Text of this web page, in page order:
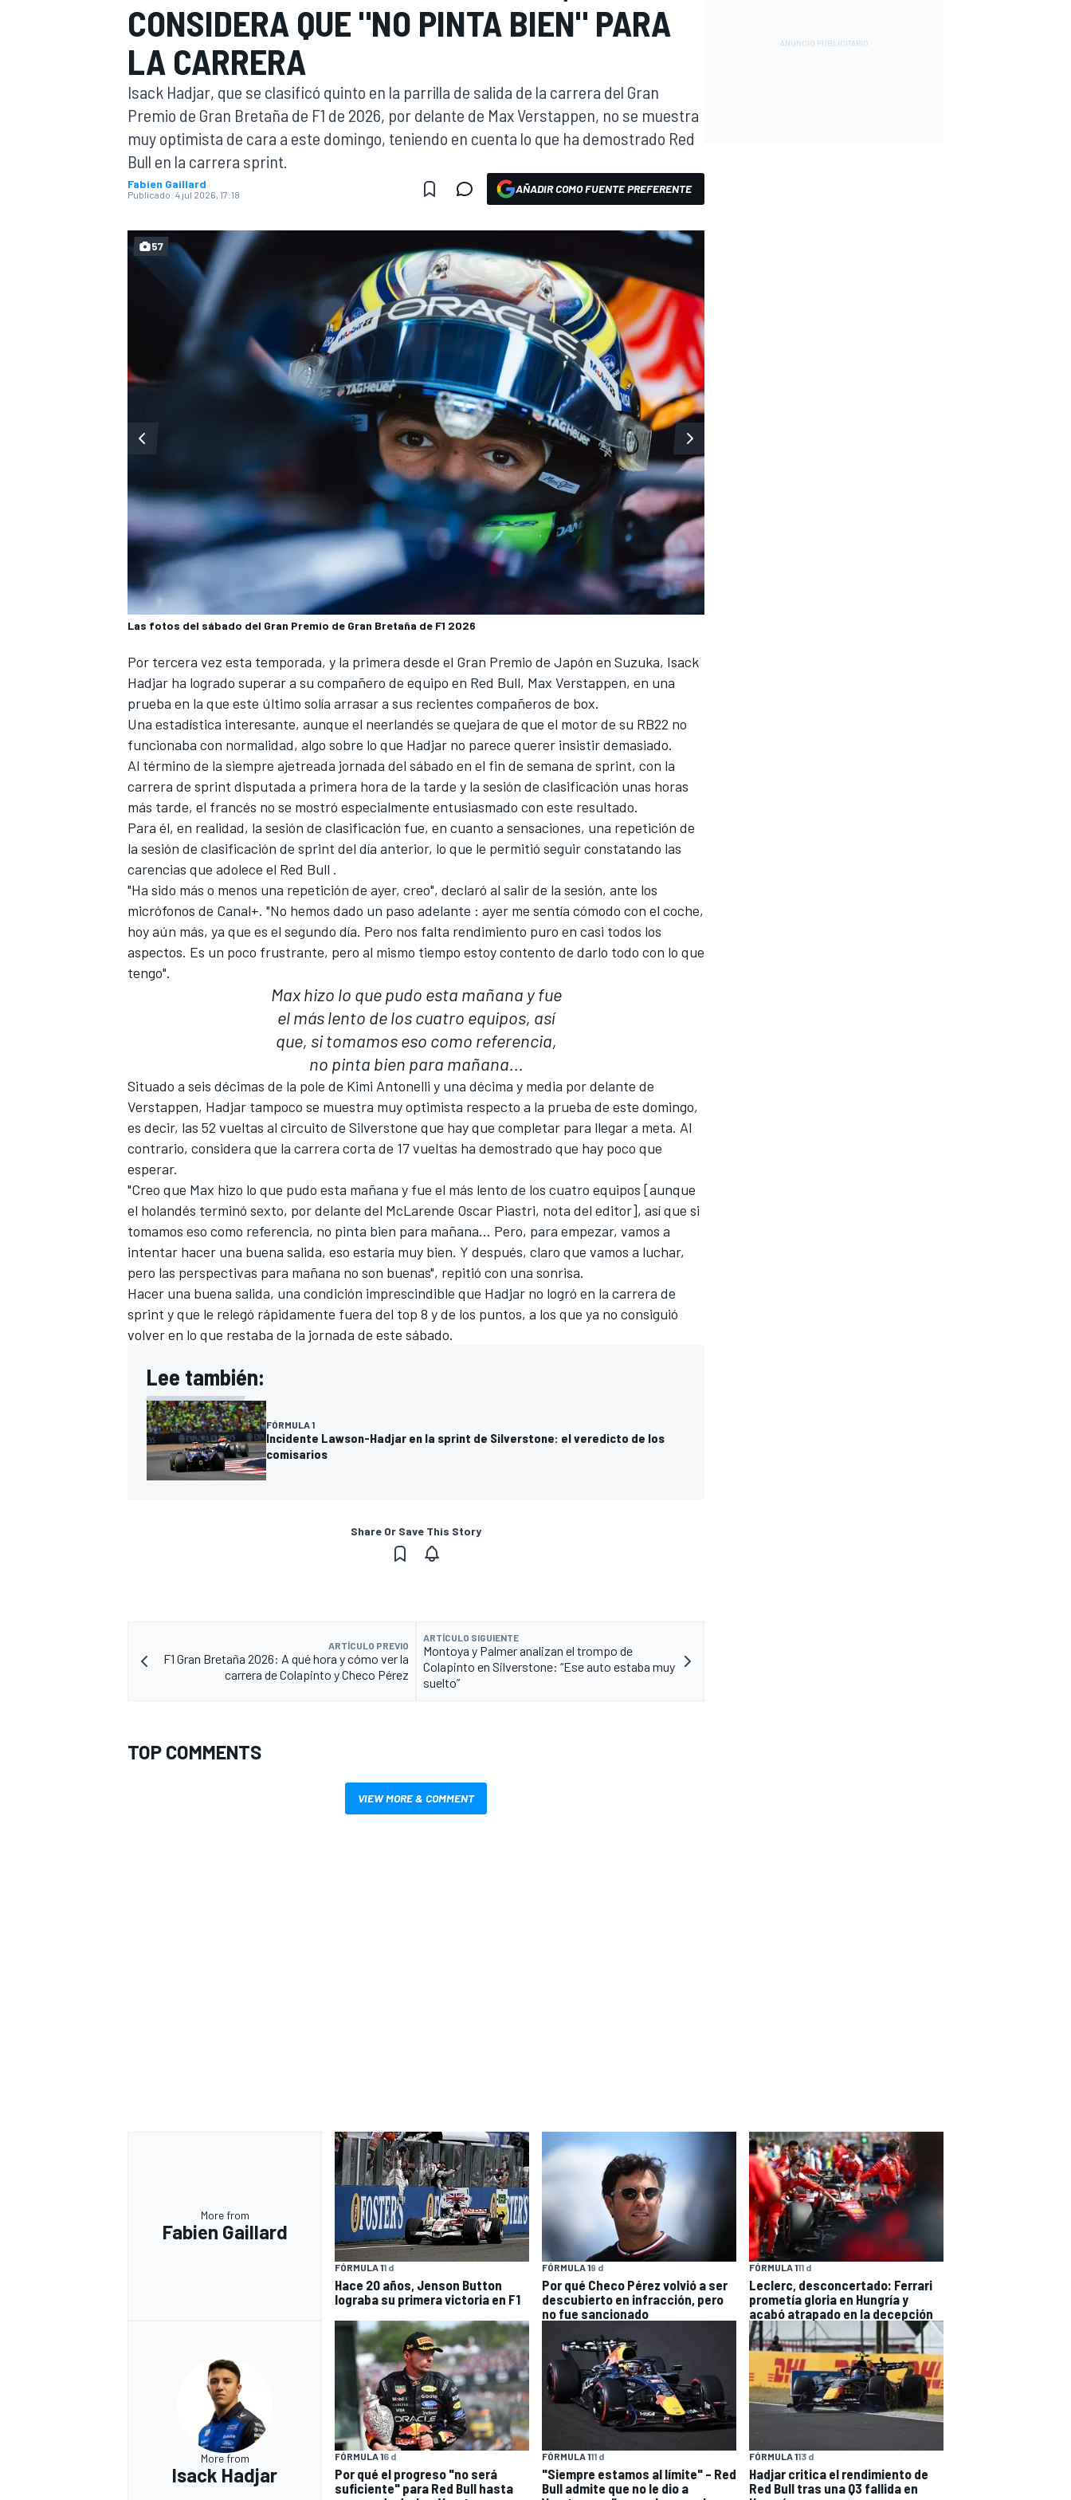
FÓRMULA E MOTO
NASCAR INDYCARSPORTSCARRALLY
CONSIDERA QUE "NO PINTA BIEN" PARA
LA CARRERA
Isack Hadjar, que se clasificó quinto en la parrilla de salida de la carrera del Gran
Premio de Gran Bretaña de F1 de 2026, por delante de Max Verstappen, no se muestra
muy optimista de cara a este domingo, teniendo en cuenta lo que ha demostrado Red
Bull en la carrera sprint.
Fabien Gaillard
Publicado: 4 jul 2026, 17:18 AÑADIR COMO FUENTE PREFERENTE
Las fotos del sábado del Gran Premio de Gran Bretaña de F1 2026
57
Por tercera vez esta temporada, y la primera desde el Gran Premio de Japón en Suzuka, Isack
Hadjar ha logrado superar a su compañero de equipo en Red Bull, Max Verstappen, en una
prueba en la que este último solía arrasar a sus recientes compañeros de box.
Una estadística interesante, aunque el neerlandés se quejara de que el motor de su RB22 no
funcionaba con normalidad, algo sobre lo que Hadjar no parece querer insistir demasiado.
Al término de la siempre ajetreada jornada del sábado en el fin de semana de sprint, con la
carrera de sprint disputada a primera hora de la tarde y la sesión de clasificación unas horas
más tarde, el francés no se mostró especialmente entusiasmado con este resultado.
Para él, en realidad, la sesión de clasificación fue, en cuanto a sensaciones, una repetición de
la sesión de clasificación de sprint del día anterior, lo que le permitió seguir constatando las
carencias que adolece el Red Bull .
"Ha sido más o menos una repetición de ayer, creo", declaró al salir de la sesión, ante los
micrófonos de Canal+. "No hemos dado un paso adelante : ayer me sentía cómodo con el coche,
hoy aún más, ya que es el segundo día. Pero nos falta rendimiento puro en casi todos los
aspectos. Es un poco frustrante, pero al mismo tiempo estoy contento de darlo todo con lo que
tengo".
Max hizo lo que pudo esta mañana y fue
el más lento de los cuatro equipos, así
que, si tomamos eso como referencia,
no pinta bien para mañana...
Situado a seis décimas de la pole de Kimi Antonelli y una décima y media por delante de
Verstappen, Hadjar tampoco se muestra muy optimista respecto a la prueba de este domingo,
es decir, las 52 vueltas al circuito de Silverstone que hay que completar para llegar a meta. Al
contrario, considera que la carrera corta de 17 vueltas ha demostrado que hay poco que
esperar.
"Creo que Max hizo lo que pudo esta mañana y fue el más lento de los cuatro equipos [aunque
el holandés terminó sexto, por delante del McLarende Oscar Piastri, nota del editor], así que si
tomamos eso como referencia, no pinta bien para mañana... Pero, para empezar, vamos a
intentar hacer una buena salida, eso estaría muy bien. Y después, claro que vamos a luchar,
pero las perspectivas para mañana no son buenas", repitió con una sonrisa.
Hacer una buena salida, una condición imprescindible que Hadjar no logró en la carrera de
sprint y que le relegó rápidamente fuera del top 8 y de los puntos, a los que ya no consiguió
volver en lo que restaba de la jornada de este sábado.
Lee también:
FÓRMULA 1
Incidente Lawson-Hadjar en la sprint de Silverstone: el veredicto de los
comisarios
Share Or Save This Story
ARTÍCULO PREVIO
F1 Gran Bretaña 2026: A qué hora y cómo ver la
carrera de Colapinto y Checo Pérez
ARTÍCULO SIGUIENTE
Montoya y Palmer analizan el trompo de
Colapinto en Silverstone: “Ese auto estaba muy
suelto”
TOP COMMENTS
VIEW MORE & COMMENT
More from
Fabien Gaillard
FÓRMULA 11 d
Hace 20 años, Jenson Button
lograba su primera victoria en F1
FÓRMULA 19 d
Por qué Checo Pérez volvió a ser
descubierto en infracción, pero
no fue sancionado
FÓRMULA 111 d
Leclerc, desconcertado: Ferrari
prometía gloria en Hungría y
acabó atrapado en la decepción
More from
Isack Hadjar
FÓRMULA 16 d
Por qué el progreso "no será
suficiente" para Red Bull hasta
FÓRMULA 111 d
"Siempre estamos al límite" – Red
Bull admite que no le dio a
FÓRMULA 113 d
Hadjar critica el rendimiento de
Red Bull tras una Q3 fallida en